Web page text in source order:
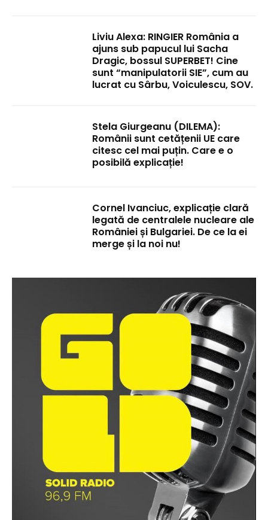
Liviu Alexa: RINGIER România a
ajuns sub papucul lui Sacha
Dragic, bossul SUPERBET! Cine
sunt “manipulatorii SIE”, cum au
lucrat cu Sârbu, Voiculescu, SOV.
Stela Giurgeanu (DILEMA):
Românii sunt cetățenii UE care
citesc cel mai puțin. Care e o
posibilă explicație!
Cornel Ivanciuc, explicație clară
legată de centralele nucleare ale
României și Bulgariei. De ce la ei
merge și la noi nu!